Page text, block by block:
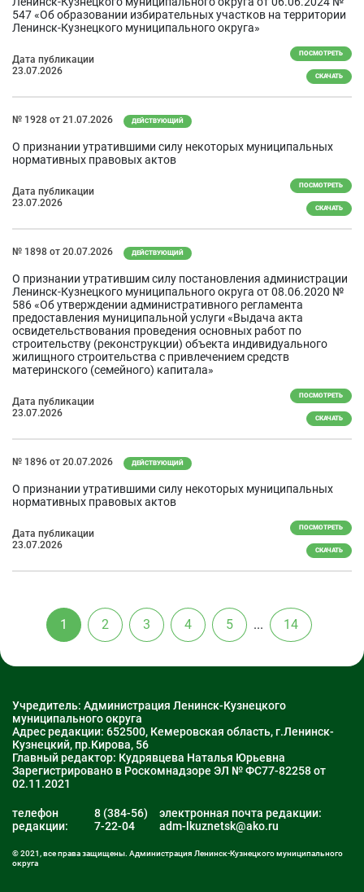
547 «Об образовании избирательных участков на территории
Ленинск-Кузнецкого муниципального округа»
Дата публикации
23.07.2026
ПОСМОТРЕТЬ
СКАЧАТЬ
№ 1928 от 21.07.2026 ДЕЙСТВУЮЩИЙ
О признании утратившими силу некоторых муниципальных
нормативных правовых актов
Дата публикации
23.07.2026
ПОСМОТРЕТЬ
СКАЧАТЬ
№ 1898 от 20.07.2026 ДЕЙСТВУЮЩИЙ
О признании утратившим силу постановления администрации
Ленинск-Кузнецкого муниципального округа от 08.06.2020 №
586 «Об утверждении административного регламента
предоставления муниципальной услуги «Выдача акта
освидетельствования проведения основных работ по
строительству (реконструкции) объекта индивидуального
жилищного строительства с привлечением средств
материнского (семейного) капитала»
Дата публикации
23.07.2026
ПОСМОТРЕТЬ
СКАЧАТЬ
№ 1896 от 20.07.2026 ДЕЙСТВУЮЩИЙ
О признании утратившими силу некоторых муниципальных
нормативных правовых актов
Дата публикации
23.07.2026
ПОСМОТРЕТЬ
СКАЧАТЬ
1 2 3 4 5 ... 14
Учредитель: Администрация Ленинск-Кузнецкого
муниципального округа
Адрес редакции: 652500, Кемеровская область, г.Ленинск-
Кузнецкий, пр.Кирова, 56
Главный редактор: Кудрявцева Наталья Юрьевна
Зарегистрировано в Роскомнадзоре ЭЛ № ФС77-82258 от
02.11.2021
телефон
редакции:
8 (384-56)
7-22-04
электронная почта редакции:
adm-lkuznetsk@ako.ru
© 2021, все права защищены. Администрация Ленинск-Кузнецкого муниципального
округа